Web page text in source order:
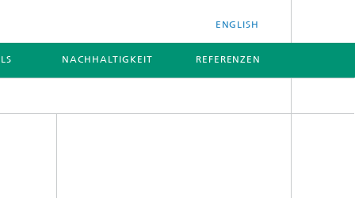
ENGLISH
NACHHALTIGKEIT REFERENZEN